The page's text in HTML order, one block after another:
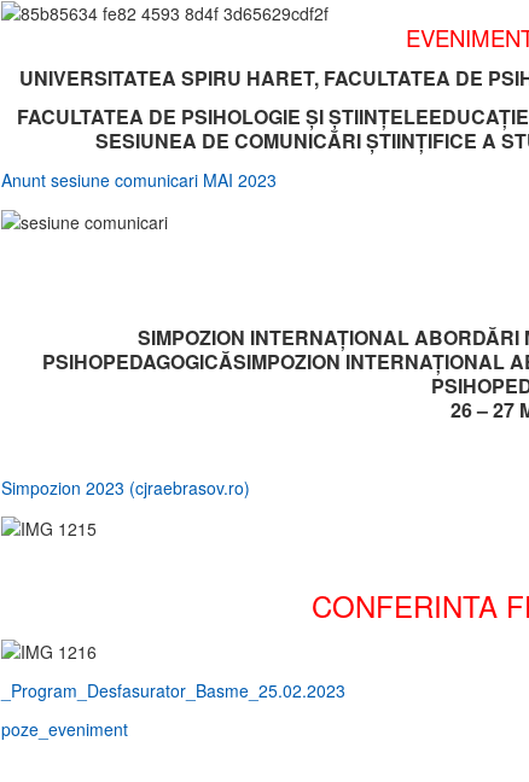
UNIVERSITATEA SPIRU HARET, FACULTATEA DE
FACULTATEA DE PSIHOLOGIE ŞI
SESIUNEA DE COMUNICĂRI ŞTIINŢIFICE A
Anunt sesiune comunicari MAI 2023
SIMPOZION INTERNAȚIONAL
PSIHOPEDAGOGICĂSIMPOZION INTERNAȚIONAL
26 – 27
Simpozion 2023 (cjraebrasov.ro)
CONFERINTA
_Program_Desfasurator_Basme_25.02.2023
poze_eveniment